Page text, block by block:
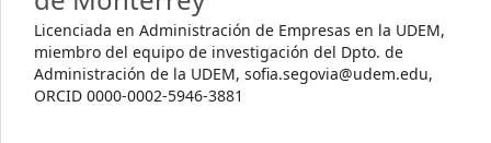
Licenciada en Administración de Empresas en la UDEM,
miembro del equipo de investigación del Dpto. de
Administración de la UDEM, sofia.segovia@udem.edu,
ORCID 0000-0002-5946-3881